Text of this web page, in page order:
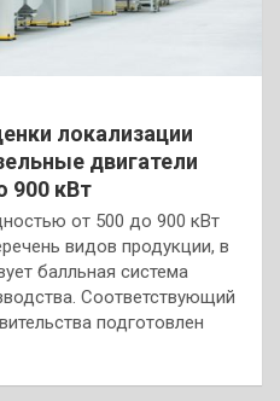
локализации
двигатели
900 кВт
от 500 до 900 кВт
видов продукции, в
балльная система
Соответствующий
подготовлен